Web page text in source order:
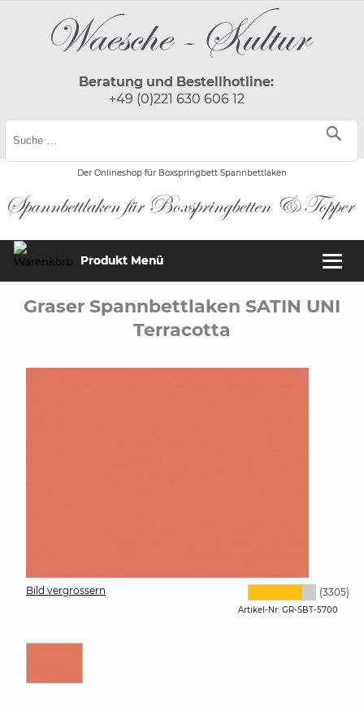
Beratung und Bestellhotline:
+49 (0)221 630 606 12
Der Onlineshop für Boxspringbett Spannbettlaken
Produkt Menü
Graser Spannbettlaken SATIN UNI
Terracotta
Bild vergrössern (3305)
Artikel-Nr: GR-SBT-5700